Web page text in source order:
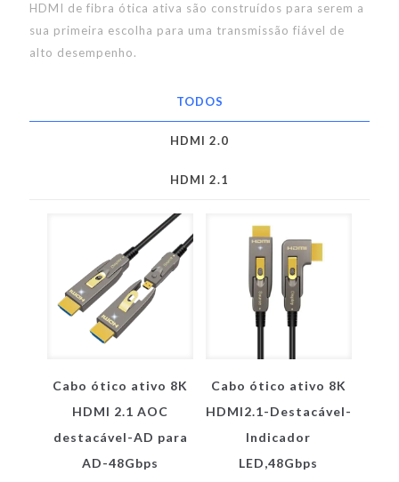
HDMI de fibra ótica ativa são construídos para serem a
sua primeira escolha para uma transmissão fiável de
alto desempenho.
TODOS
HDMI 2.0
HDMI 2.1
Cabo ótico ativo 8K
HDMI 2.1 AOC
destacável-AD para
AD-48Gbps
Cabo ótico ativo 8K
HDMI2.1-Destacável-
Indicador
LED,48Gbps